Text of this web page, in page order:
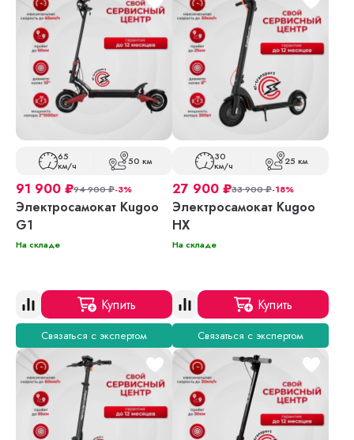
65
км/ч 50 км
91 900 ₽94 900₽-3%
Электросамокат Kugoo
G1
На складе
Купить
Связаться с экспертом
30
км/ч 25 км
27 900 ₽33 900₽-18%
Электросамокат Kugoo
HX
На складе
Купить
Связаться с экспертом